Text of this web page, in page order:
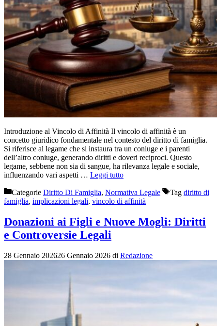
Introduzione al Vincolo di Affinità Il vincolo di affinità è un
concetto giuridico fondamentale nel contesto del diritto di famiglia.
Si riferisce al legame che si instaura tra un coniuge e i parenti
dell’altro coniuge, generando diritti e doveri reciproci. Questo
legame, sebbene non sia di sangue, ha rilevanza legale e sociale,
influenzando vari aspetti … Leggi tutto
Categorie Diritto Di Famiglia, Normativa Legale Tag diritto di
famiglia, implicazioni legali, vincolo di affinità
Donazioni ai Figli e Nuove Mogli: Diritti
e Controversie Legali
28 Gennaio 202626 Gennaio 2026 di Redazione